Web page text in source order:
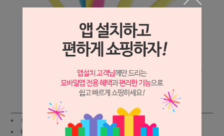
상세보기
상품가 : 780원적립금:20원
배송비 : (조건)